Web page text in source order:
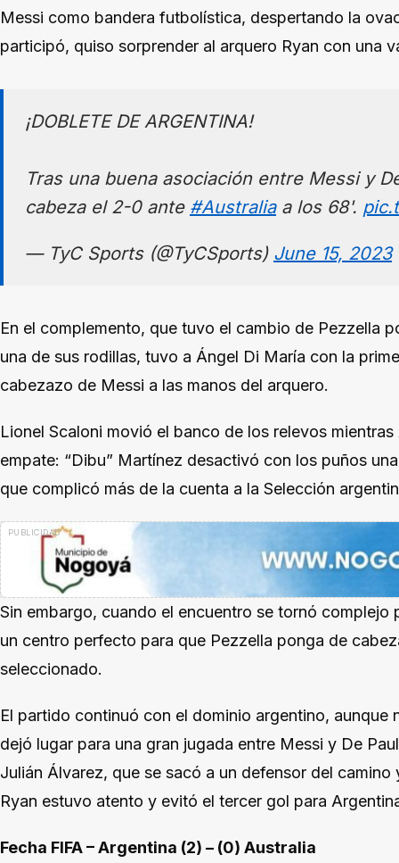
Messi como bandera futbolística, despertando la
participó, quiso sorprender al arquero Ryan con una
¡DOBLETE DE ARGENTINA!
Tras una buena asociación entre Messi y
cabeza el 2-0 ante #Australiaa los 68'.
— TyC Sports (@TyCSports) June 15, 2023
En el complemento, que tuvo el cambio de Pezzella
una de sus rodillas, tuvo a Ángel Di María con la
cabezazo de Messi a las manos del arquero.
Lionel Scaloni movió el banco de los relevos
empate: “Dibu” Martínez desactivó con los puños
que complicó más de la cuenta a la Selección
Sin embargo, cuando el encuentro se tornó complejo
un centro perfecto para que Pezzella ponga de
seleccionado.
El partido continuó con el dominio argentino, aunque
dejó lugar para una gran jugada entre Messi y De
Julián Álvarez, que se sacó a un defensor del
Ryan estuvo atento y evitó el tercer gol para
Fecha FIFA – Argentina (2) – (0) Australia